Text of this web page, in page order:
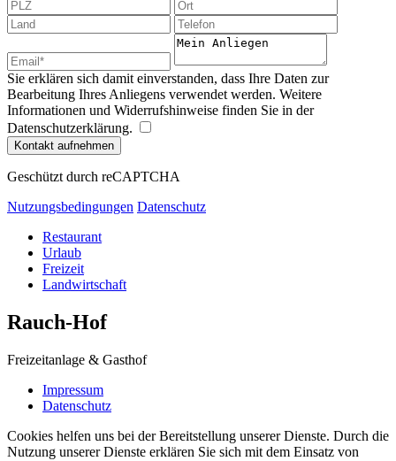
Sie erklären sich damit einverstanden, dass Ihre Daten zur
Bearbeitung Ihres Anliegens verwendet werden. Weitere
Informationen und Widerrufshinweise finden Sie in der
Datenschutzerklärung.
Kontakt aufnehmen
Geschützt durch reCAPTCHA
Nutzungsbedingungen Datenschutz
Restaurant
Urlaub
Freizeit
Landwirtschaft
Rauch-Hof
Freizeitanlage & Gasthof
Impressum
Datenschutz
Cookies helfen uns bei der Bereitstellung unserer Dienste. Durch die
Nutzung unserer Dienste erklären Sie sich mit dem Einsatz von